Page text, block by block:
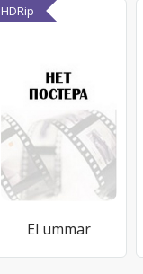
HDRip
El ummar